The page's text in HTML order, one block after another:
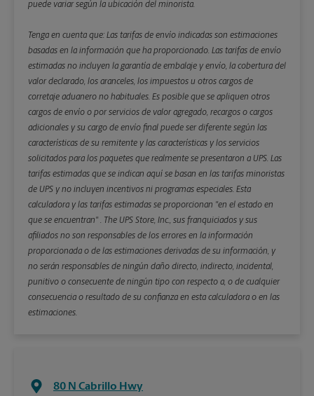
puede variar según la ubicación del minorista.
Tenga en cuenta que: Las tarifas de envío indicadas son estimaciones
basadas en la información que ha proporcionado. Las tarifas de envío
estimadas no incluyen la garantía de embalaje y envío, la cobertura del
valor declarado, los aranceles, los impuestos u otros cargos de
corretaje aduanero no habituales. Es posible que se apliquen otros
cargos de envío o por servicios de valor agregado, recargos o cargos
adicionales y su cargo de envío final puede ser diferente según las
características de su remitente y las características y los servicios
solicitados para los paquetes que realmente se presentaron a UPS. Las
tarifas estimadas que se indican aquí se basan en las tarifas minoristas
de UPS y no incluyen incentivos ni programas especiales. Esta
calculadora y las tarifas estimadas se proporcionan "en el estado en
que se encuentran" . The UPS Store, Inc., sus franquiciados y sus
afiliados no son responsables de los errores en la información
proporcionada o de las estimaciones derivadas de su información, y
no serán responsables de ningún daño directo, indirecto, incidental,
punitivo o consecuente de ningún tipo con respecto a, o de cualquier
consecuencia o resultado de su confianza en esta calculadora o en las
estimaciones.
80 N Cabrillo Hwy